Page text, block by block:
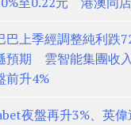
巴上季經調整純利跌
預期 雲智能集團收
前升4%
夜盤再升3%、英偉